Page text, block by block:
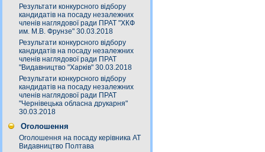
Результати конкурсного відбору
кандидатів на посаду незалежних
членів наглядової ради ПРАТ "ХКФ
им. М.В. Фрунзе" 30.03.2018
Результати конкурсного відбору
кандидатів на посаду незалежних
членів наглядової ради ПРАТ
"Видавництво "Харків" 30.03.2018
Результати конкурсного відбору
кандидатів на посаду незалежних
членів наглядової ради ПРАТ
"Чернівецька обласна друкарня"
30.03.2018
Оголошення
Оголошення на посаду керівника АТ
Видавництво Полтава